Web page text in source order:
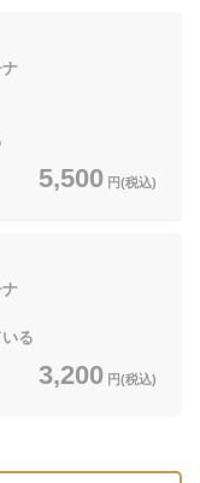
5,500 円(税込)
る
3,200 円(税込)